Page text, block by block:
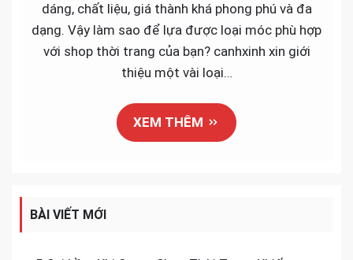
dáng, chất liệu, giá thành khá phong phú và đa
dạng. Vậy làm sao để lựa được loại móc phù hợp
với shop thời trang của bạn? canhxinh xin giới
thiệu một vài loại…
XEM THÊM
BÀI VIẾT MỚI